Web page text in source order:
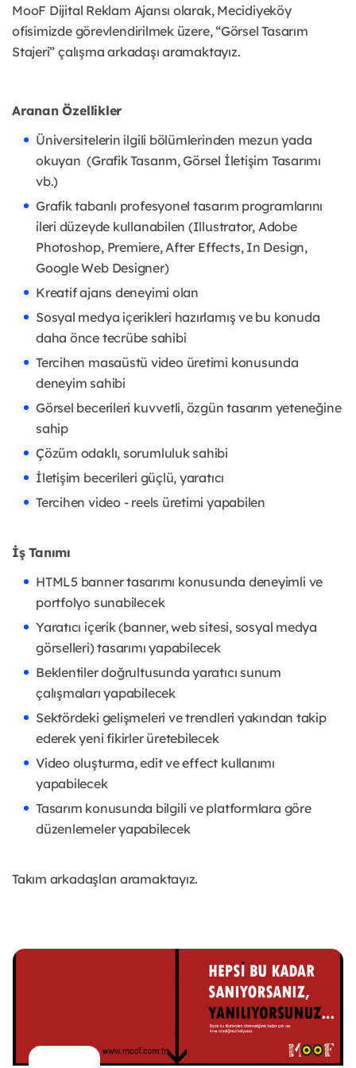
MooF Dijital Reklam Ajansı olarak, Mecidiyeköy
ofisimizde görevlendirilmek üzere, “Görsel Tasarım
Stajeri” çalışma arkadaşı aramaktayız.
Aranan Özellikler
Üniversitelerin ilgili bölümlerinden mezun yada
okuyan (Grafik Tasarım, Görsel İletişim Tasarımı
vb.)
Grafik tabanlı profesyonel tasarım programlarını
ileri düzeyde kullanabilen (Illustrator, Adobe
Photoshop, Premiere, After Effects, In Design,
Google Web Designer)
Kreatif ajans deneyimi olan
Sosyal medya içerikleri hazırlamış ve bu konuda
daha önce tecrübe sahibi
Tercihen masaüstü video üretimi konusunda
deneyim sahibi
Görsel becerileri kuvvetli, özgün tasarım yeteneğine
sahip
Çözüm odaklı, sorumluluk sahibi
İletişim becerileri güçlü, yaratıcı
Tercihen video - reels üretimi yapabilen
İş Tanımı
HTML5 banner tasarımı konusunda deneyimli ve
portfolyo sunabilecek
Yaratıcı içerik (banner, web sitesi, sosyal medya
görselleri) tasarımı yapabilecek
Beklentiler doğrultusunda yaratıcı sunum
çalışmaları yapabilecek
Sektördeki gelişmeleri ve trendleri yakından takip
ederek yeni fikirler üretebilecek
Video oluşturma, edit ve effect kullanımı
yapabilecek
Tasarım konusunda bilgili ve platformlara göre
düzenlemeler yapabilecek
Takım arkadaşları aramaktayız.